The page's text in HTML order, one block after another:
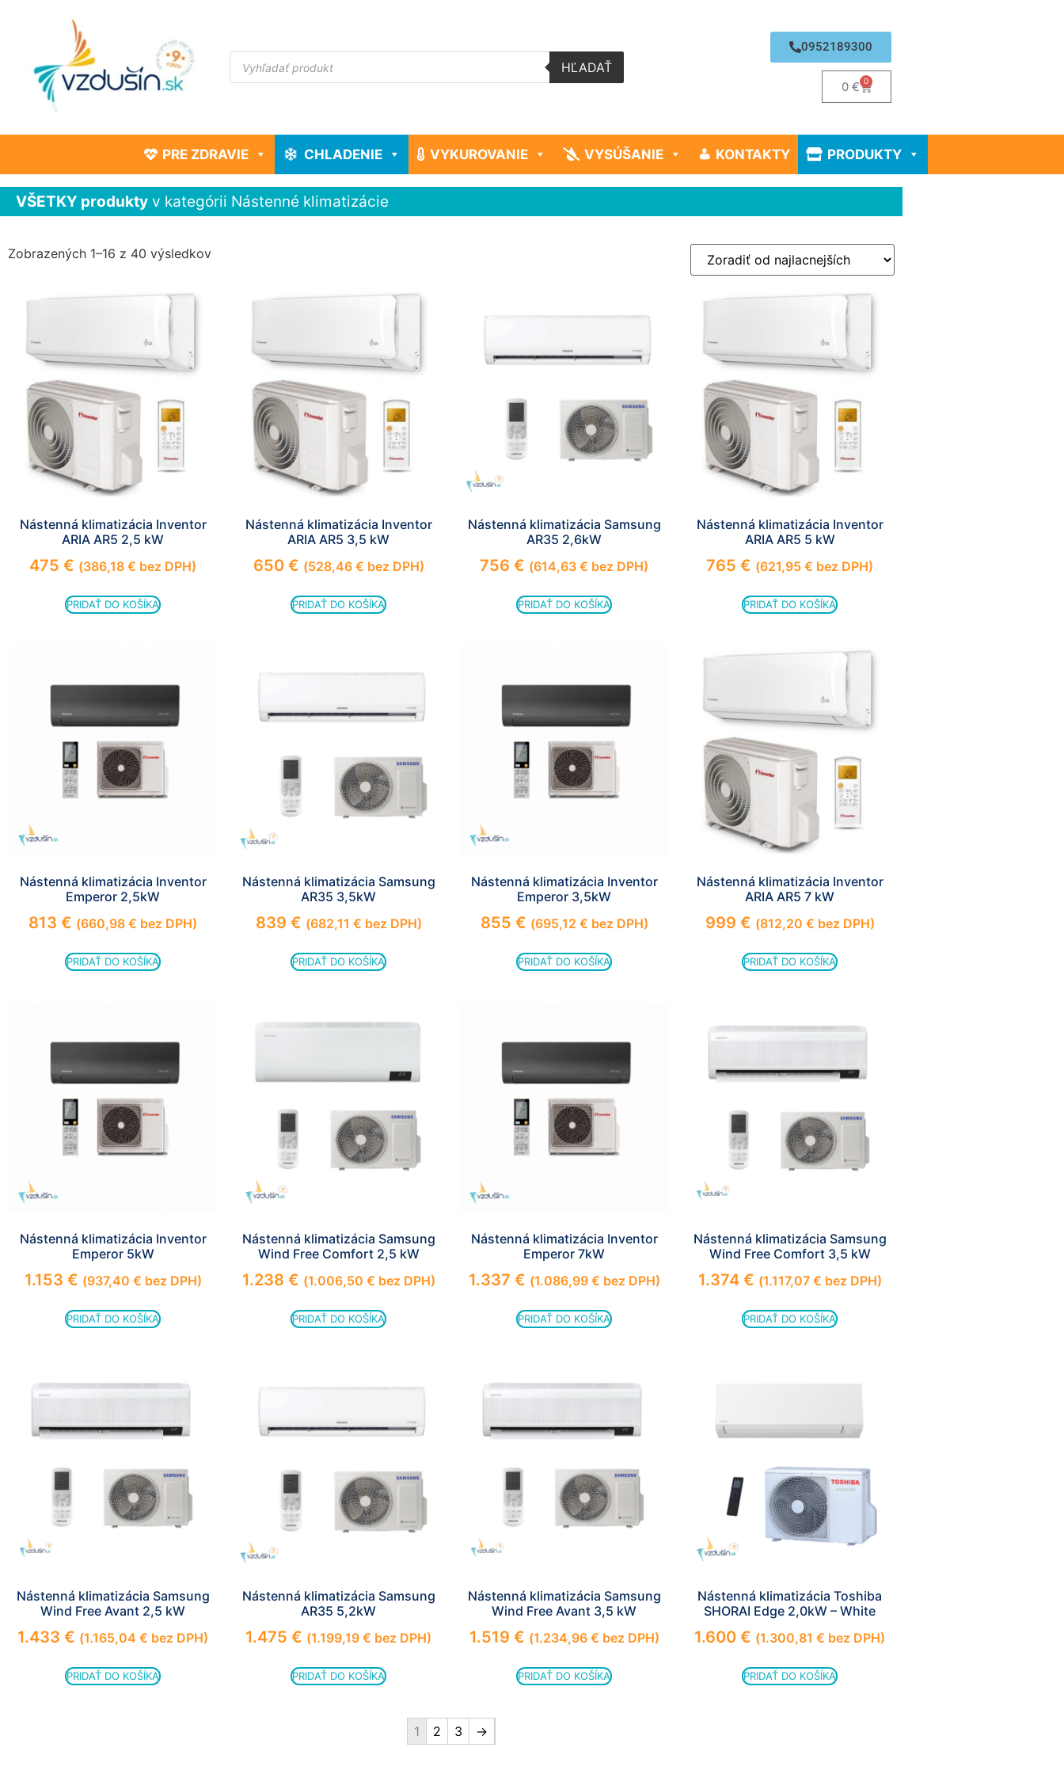
HĽADAŤ
0952189300
0€ 0
PRE ZDRAVIE CHLADENIE VYKUROVANIE VYSÚŠANIE KONTAKTY PRODUKTY
VŠETKY produkty v kategórii Nástenné klimatizácie
Zobrazených 1–16 z 40 výsledkov
Nástenná klimatizácia Inventor
ARIA AR5 2,5 kW
475 € (386,18 € bez DPH)
PRIDAŤ DO KOŠÍKA
Nástenná klimatizácia Inventor
ARIA AR5 3,5 kW
650 € (528,46 € bez DPH)
PRIDAŤ DO KOŠÍKA
Nástenná klimatizácia Samsung
AR35 2,6kW
756 € (614,63 € bez DPH)
PRIDAŤ DO KOŠÍKA
Nástenná klimatizácia Inventor
ARIA AR5 5 kW
765 € (621,95 € bez DPH)
PRIDAŤ DO KOŠÍKA
Nástenná klimatizácia Inventor
Emperor 2,5kW
813 € (660,98 € bez DPH)
PRIDAŤ DO KOŠÍKA
Nástenná klimatizácia Samsung
AR35 3,5kW
839 € (682,11 € bez DPH)
PRIDAŤ DO KOŠÍKA
Nástenná klimatizácia Inventor
Emperor 3,5kW
855 € (695,12 € bez DPH)
PRIDAŤ DO KOŠÍKA
Nástenná klimatizácia Inventor
ARIA AR5 7 kW
999 € (812,20 € bez DPH)
PRIDAŤ DO KOŠÍKA
Nástenná klimatizácia Inventor
Emperor 5kW
1.153 € (937,40 € bez DPH)
PRIDAŤ DO KOŠÍKA
Nástenná klimatizácia Samsung
Wind Free Comfort 2,5 kW
1.238 € (1.006,50 € bez DPH)
PRIDAŤ DO KOŠÍKA
Nástenná klimatizácia Inventor
Emperor 7kW
1.337 € (1.086,99 € bez DPH)
PRIDAŤ DO KOŠÍKA
Nástenná klimatizácia Samsung
Wind Free Comfort 3,5 kW
1.374 € (1.117,07 € bez DPH)
PRIDAŤ DO KOŠÍKA
Nástenná klimatizácia Samsung
Wind Free Avant 2,5 kW
1.433 € (1.165,04 € bez DPH)
PRIDAŤ DO KOŠÍKA
Nástenná klimatizácia Samsung
AR35 5,2kW
1.475 € (1.199,19 € bez DPH)
PRIDAŤ DO KOŠÍKA
Nástenná klimatizácia Samsung
Wind Free Avant 3,5 kW
1.519 € (1.234,96 € bez DPH)
PRIDAŤ DO KOŠÍKA
Nástenná klimatizácia Toshiba
SHORAI Edge 2,0kW – White
1.600 € (1.300,81 € bez DPH)
PRIDAŤ DO KOŠÍKA
1 2 3 →
Nevyhnutné
Tieto súbory
voliteľné. Sú
fungovanie
Štatistiky
Aby sme
mohli
zlepšiť
funkčnosť
a štruktúru
webovej
stránky na
stránky.
Používateľská
spokojnosť
In order for our
visit. If you
cookies, some
disappear from
the website.
návštevy
fungovala
čo
najlepšie.
Ak tieto
súbory
funkcie z
zmiznú.